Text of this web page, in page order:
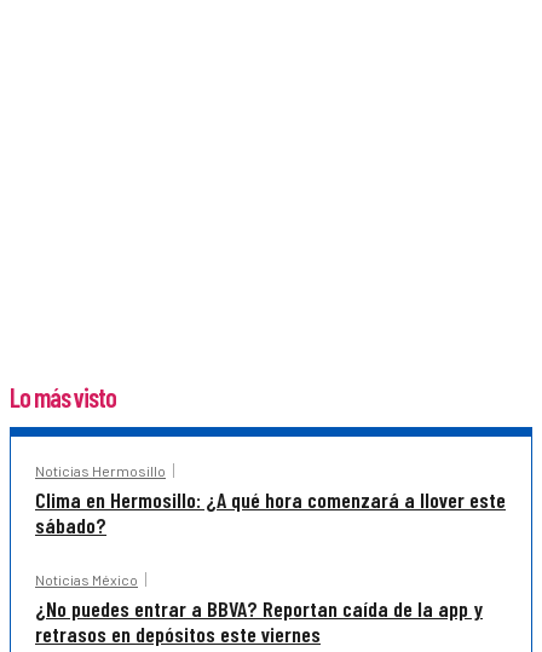
Lo más visto
Noticias Hermosillo
Clima en Hermosillo: ¿A qué hora comenzará a llover este
sábado?
Noticias México
¿No puedes entrar a BBVA? Reportan caída de la app y
retrasos en depósitos este viernes